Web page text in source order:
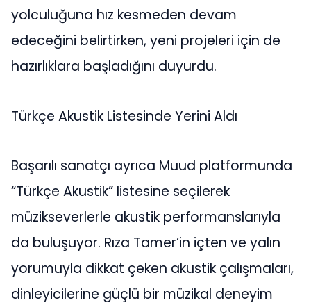
yolculuğuna hız kesmeden devam
edeceğini belirtirken, yeni projeleri için de
hazırlıklara başladığını duyurdu.
Türkçe Akustik Listesinde Yerini Aldı
Başarılı sanatçı ayrıca Muud platformunda
“Türkçe Akustik” listesine seçilerek
müzikseverlerle akustik performanslarıyla
da buluşuyor. Rıza Tamer’in içten ve yalın
yorumuyla dikkat çeken akustik çalışmaları,
dinleyicilerine güçlü bir müzikal deneyim